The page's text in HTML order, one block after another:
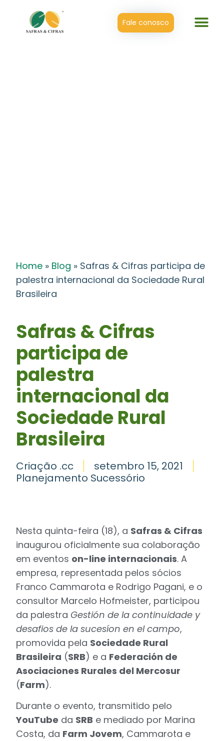
Fale conosco
Home » Blog » Safras & Cifras participa de
palestra internacional da Sociedade Rural
Brasileira
Safras & Cifras
participa de
palestra
internacional da
Sociedade Rural
Brasileira
Criação .cc
setembro 15, 2021
Planejamento Sucessório
Nesta quinta-feira (18), a Safras & Cifras
inaugurou oficialmente sua colaboração
em eventos on-line internacionais. A
empresa, representada pelos sócios
Franco Cammarota e Rodrigo Pagani, e o
consultor Marcelo Hofmeister, participou
da palestra Gestión de la continuidade y
desafios de la sucesíon en el campo,
promovida pela Sociedade Rural
Brasileira (SRB) e a Federación de
Asociaciones Rurales del Mercosur
(Farm).
Durante o evento, transmitido pelo
YouTube da SRB e mediado por Marina
Costa, da Farm Jovem, Cammarota e